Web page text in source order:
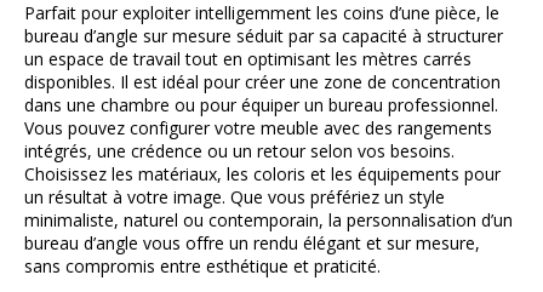
Parfait pour exploiter intelligemment les coins d’une pièce, le
bureau d’angle sur mesure séduit par sa capacité à structurer
un espace de travail tout en optimisant les mètres carrés
disponibles. Il est idéal pour créer une zone de concentration
dans une chambre ou pour équiper un bureau professionnel.
Vous pouvez configurer votre meuble avec des rangements
intégrés, une crédence ou un retour selon vos besoins.
Choisissez les matériaux, les coloris et les équipements pour
un résultat à votre image. Que vous préfériez un style
minimaliste, naturel ou contemporain, la personnalisation d’un
bureau d’angle vous offre un rendu élégant et sur mesure,
sans compromis entre esthétique et praticité.